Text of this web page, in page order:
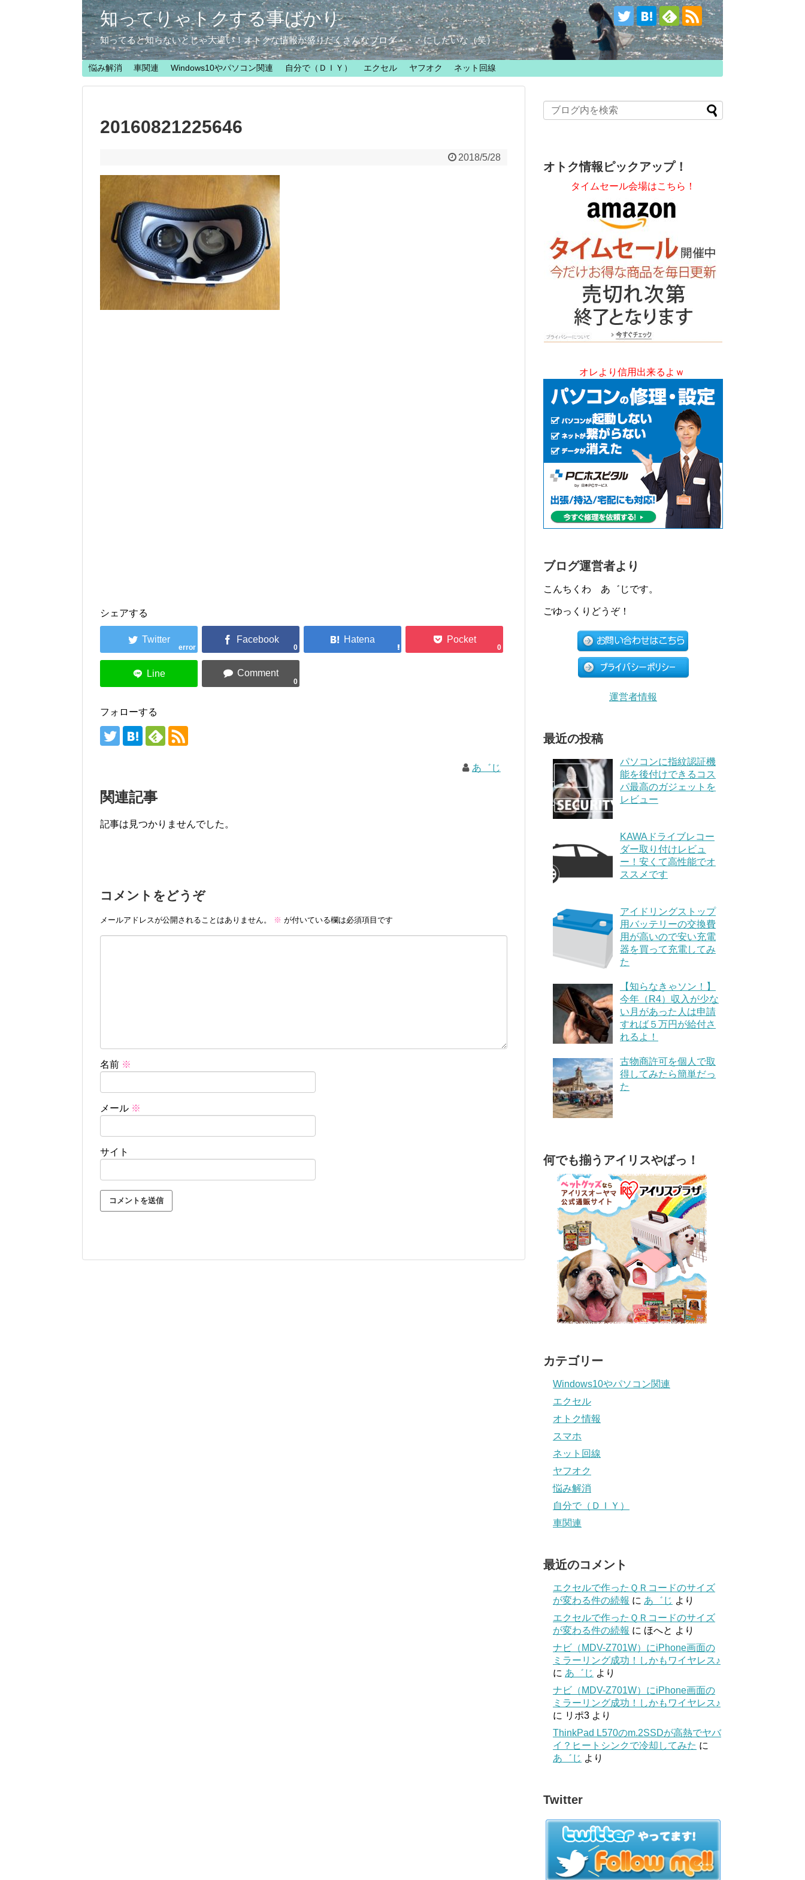
知ってりゃトクする事ばかり
知ってると知らないとじゃ大違い！オトクな情報が盛りだくさんなブログ・・・にしたいな（笑）
悩み解消 車関連 Windows10やパソコン関連 自分で（ＤＩＹ） エクセル ヤフオク ネット回線
20160821225646
2018/5/28
シェアする
error 0 0
0
フォローする
あ゛じ
関連記事
記事は見つかりませんでした。
コメントをどうぞ
メールアドレスが公開されることはありません。 ※ が付いている欄は必須項目です
名前 ※
メール ※
サイト
オトク情報ピックアップ！
タイムセール会場はこちら！
オレより信用出来るよｗ
ブログ運営者より
こんちくわ あ゛じです。
ごゆっくりどうぞ！
運営者情報
最近の投稿
パソコンに指紋認証機
能を後付けできるコス
パ最高のガジェットを
レビュー
KAWAドライブレコー
ダー取り付けレビュ
ー！安くて高性能でオ
ススメです
アイドリングストップ
用バッテリーの交換費
用が高いので安い充電
器を買って充電してみ
た
【知らなきゃソン！】
今年（R4）収入が少な
い月があった人は申請
すれば５万円が給付さ
れるよ！
古物商許可を個人で取
得してみたら簡単だっ
た
何でも揃うアイリスやばっ！
カテゴリー
Windows10やパソコン関連
エクセル
オトク情報
スマホ
ネット回線
ヤフオク
悩み解消
自分で（ＤＩＹ）
車関連
最近のコメント
エクセルで作ったＱＲコードのサイズ
が変わる件の続報 に あ゛じ より
エクセルで作ったＱＲコードのサイズ
が変わる件の続報 に ほへと より
ナビ（MDV-Z701W）にiPhone画面の
ミラーリング成功！しかもワイヤレス♪
に あ゛じ より
ナビ（MDV-Z701W）にiPhone画面の
ミラーリング成功！しかもワイヤレス♪
に リポ3 より
ThinkPad L570のm.2SSDが高熱でヤバ
イ？ヒートシンクで冷却してみた に
あ゛じ より
Twitter